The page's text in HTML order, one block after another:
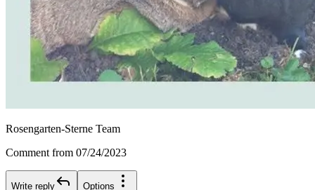
Rosengarten-Sterne Team
Comment from 07/24/2023
Write reply Options